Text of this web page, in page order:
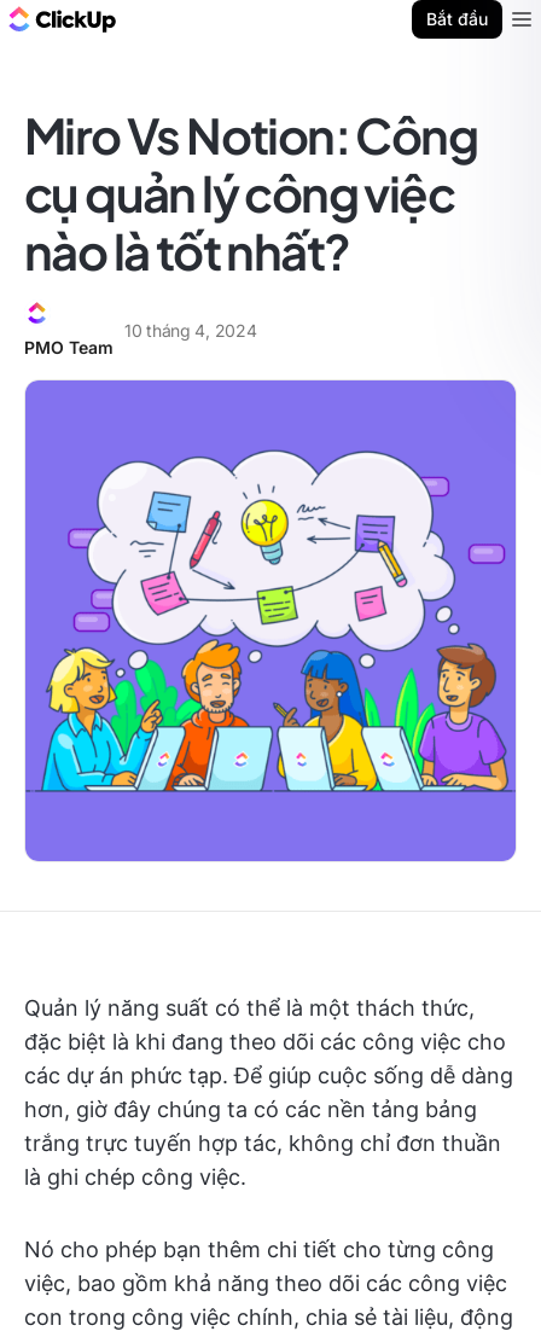
Bắt đầu
Miro Vs Notion: Công
cụ quản lý công việc
nào là tốt nhất?
PMO Team
10 tháng 4, 2024
Quản lý năng suất có thể là một thách thức,
đặc biệt là khi đang theo dõi các công việc cho
các dự án phức tạp. Để giúp cuộc sống dễ dàng
hơn, giờ đây chúng ta có các nền tảng bảng
trắng trực tuyến hợp tác, không chỉ đơn thuần
là ghi chép công việc.
Nó cho phép bạn thêm chi tiết cho từng công
việc, bao gồm khả năng theo dõi các công việc
con trong công việc chính, chia sẻ tài liệu, động